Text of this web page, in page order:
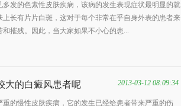
多发的色素性皮肤疾病，该病的发生表现症状最明显的就
上长有片片白斑，这对于每个非常在乎自身外表的患者来
摧残。因此，当大家如果不小心的患...
大的白癜风患者呢 2013-03-12 08:09:34
重的慢性皮肤疾病，它的发生已经给患者带来严重的伤